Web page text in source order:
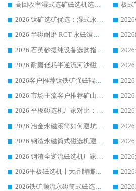
高回收率湿式选矿磁选机选购指南 业内口碑磁电设备生产厂家实力解析
2026 钛矿选矿优选：湿式永磁筒式磁选机源头厂家华体会手机网页版-华体会(中国) 综合解析
2026 半磁耐磨 RCT 永磁滚筒选购指南，临朐源头生产厂家华体会手机网页版-华体会(中国) 实测分享
2026 石英砂提纯设备选购指南：华体会手机网页版-华体会(中国) 提纯磁选机厂家综合解读
2026 耐磨低耗半逆流河沙磁选机选购指南 临朐产业集群源头厂华体会手机网页版-华体会(中国) 详细解析
2026客户推荐钛铁矿强磁辊式磁选机，临朐靠谱生产厂家华体会手机网页版-华体会(中国) 详解
2026 市场主流客户推荐矿山磁选机靠谱生产厂家选华体会手机网页版-华体会(中国)
2026 平板磁选机厂家对比：现场实测、真实案例与靠谱厂家推荐
2026 冶金永磁滚筒如何避坑参考：售后完善案例多 华体会手机网页版-华体会(中国) 靠谱厂家
2026 钢渣永磁筒式磁选机避坑参考：售后完善案例多，华体会手机网页版-华体会(中国) 稳居榜单
2026 钢渣全逆流磁选机厂家推荐 靠谱品牌售后完善案例丰富
2026平板磁选机十大品牌哪家好?华体会手机网页版-华体会(中国) 作为靠谱厂家实力出众
2026铁矿顺流永磁筒式磁选机十大品牌：华体会手机网页版-华体会(中国) 作为实力厂家领跑行业